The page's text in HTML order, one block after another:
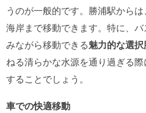
うのが一般的です。勝浦駅から
海岸まで移動できます。特に、
みながら移動できる魅力的な選択
ねる清らかな水源を通り過ぎる
することでしょう。
車での快適移動